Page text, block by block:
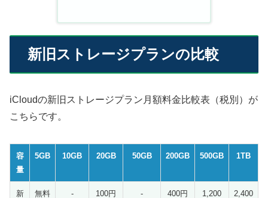
新旧ストレージプランの比較
iCloudの新旧ストレージプラン月額料金比較表（税別）が
こちらです。
容
量
5GB 10GB 20GB 50GB 200GB 500GB 1TB
新
無料 - 100円 - 400円
1,200
2,400